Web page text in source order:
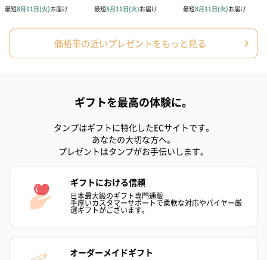
ブーケ（ピンク）
ブーケ（ブルー）
（2,580円）
ぬいぐるみ
愛らしいぬいぐるみを同梱してお届けします。
価格帯の近いプレゼントをもっと見る
ギフトを最高の体験に。
タンプはギフトに特化したECサイトです。
あなたの大切な方へ。
プレゼントはタンプがお手伝いします。
ギフトにおける信頼
日本最大級のギフト専門通販
手厚いカスタマーサポートで柔軟な対応やバイヤー厳
選ギフトがございます。
オーダーメイドギフト